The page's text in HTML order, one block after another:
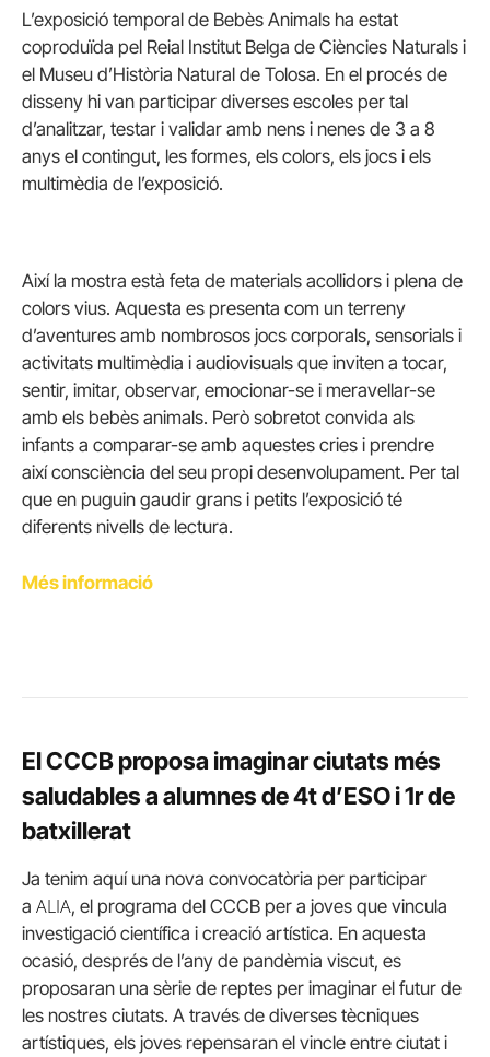
L’exposició temporal de Bebès Animals ha estat
coproduïda pel Reial Institut Belga de Ciències Naturals i
el Museu d’Història Natural de Tolosa. En el procés de
disseny hi van participar diverses escoles per tal
d’analitzar, testar i validar amb nens i nenes de 3 a 8
anys el contingut, les formes, els colors, els jocs i els
multimèdia de l’exposició.
Així la mostra està feta de materials acollidors i plena de
colors vius. Aquesta es presenta com un terreny
d’aventures amb nombrosos jocs corporals, sensorials i
activitats multimèdia i audiovisuals que inviten a tocar,
sentir, imitar, observar, emocionar-se i meravellar-se
amb els bebès animals. Però sobretot convida als
infants a comparar-se amb aquestes cries i prendre
així consciència del seu propi desenvolupament. Per tal
que en puguin gaudir grans i petits l’exposició té
diferents nivells de lectura.
Més informació
El CCCB proposa imaginar ciutats més
saludables a alumnes de 4t d’ESO i 1r de
batxillerat
Ja tenim aquí una nova convocatòria per participar
a ALIA, el programa del CCCB per a joves que vincula
investigació científica i creació artística. En aquesta
ocasió, després de l’any de pandèmia viscut, es
proposaran una sèrie de reptes per imaginar el futur de
les nostres ciutats. A través de diverses tècniques
artístiques, els joves repensaran el vincle entre ciutat i